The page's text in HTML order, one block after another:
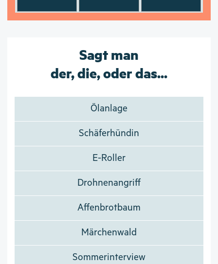
Sagt man
der, die, oder das...
Ölanlage
Schäferhündin
E-Roller
Drohnenangriff
Affenbrotbaum
Märchenwald
Sommerinterview